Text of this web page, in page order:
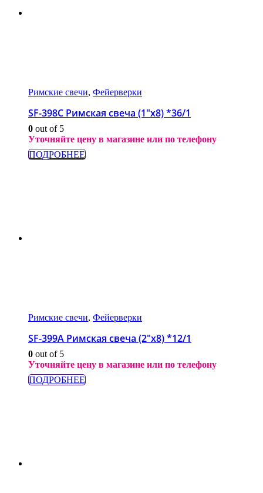
Римские свечи, Фейерверки
SF-398C Римская свеча (1″х8) *36/1
0 out of 5
Уточняйте цену в магазине или по телефону
ПОДРОБНЕЕ
Римские свечи, Фейерверки
SF-399A Римская свеча (2″х8) *12/1
0 out of 5
Уточняйте цену в магазине или по телефону
ПОДРОБНЕЕ